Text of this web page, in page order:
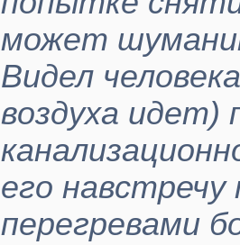
может
Видел
воздуха идет)
его
перегревами